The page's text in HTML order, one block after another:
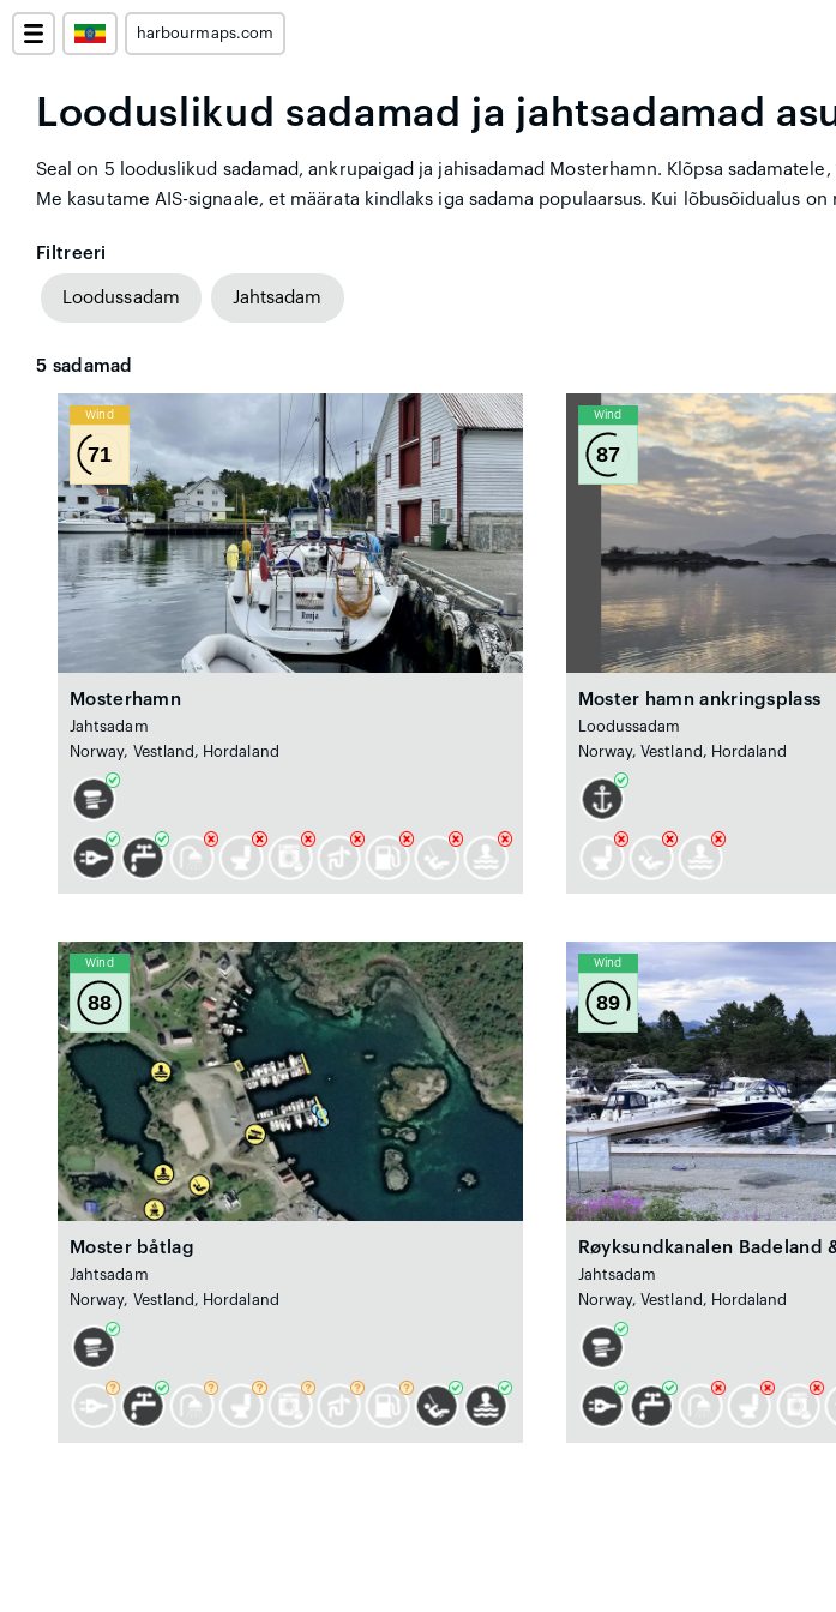
harbourmaps.com
Looduslikud sadamad ja jahtsadamad
Seal on 5 looduslikud sadamad, ankrupaigad ja jahisadamad Mosterhamn. Klõpsa
Me kasutame AIS-signaale, et määrata kindlaks iga sadama populaarsus. Kui lõbusõidualus
Filtreeri
Loodussadam Jahtsadam
5 sadamad
Wind
71
Mosterhamn
Jahtsadam
Norway, Vestland, Hordaland
Wind
87
Moster hamn ankringsplass
Loodussadam
Norway, Vestland, Hordaland
Wind
88
Moster båtlag
Jahtsadam
Norway, Vestland, Hordaland
Wind
89
Røyksundkanalen Badeland
Jahtsadam
Norway, Vestland, Hordaland